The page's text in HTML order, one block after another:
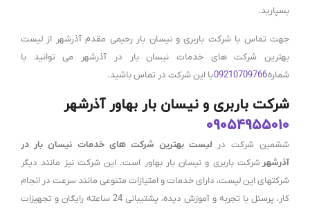
بسپارید.
جهت تماس با شرکت باربری و نیسان بار رحیمی مقدم آذرشهر از لیست
بهترین شرکت های خدمات نیسان بار در آذرشهر می توانید با
شماره09210709766با این شرکت در تماس باشید.
شرکت باربری و نیسان بار بهاور آذرشهر
09054955010
ششمین شرکت در
لیست بهترین شرکت های خدمات نیسان بار در
آذرشهر شرکت باربری و نیسان بار بهاور است. این شرکت نیز مانند دیگر
شرکتهای این لیست، دارای خدمات و امتیازات متنوعی مانند سرعت در انجام
کار، پرسنل با تجربه و آموزش دیده، پشتیبانی 24 ساعته رایگان و تجهیزات